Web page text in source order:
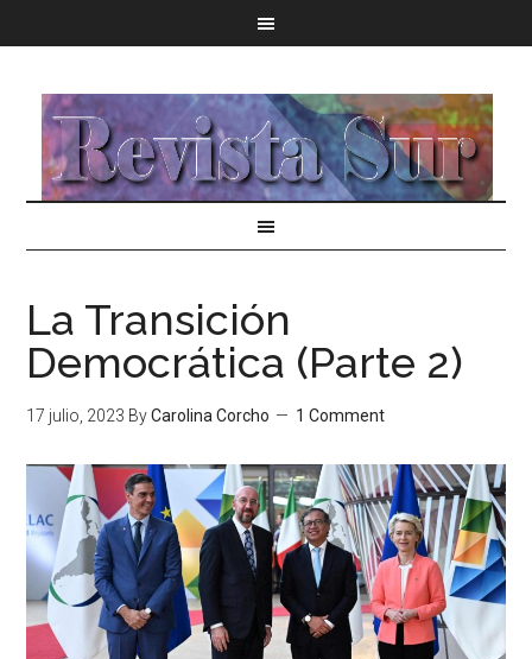
La Transición
Democrática (Parte 2)
17 julio, 2023 ByCarolina Corcho 1 Comment